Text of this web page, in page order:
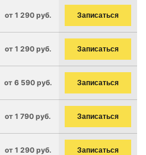
от 1 290 руб. Записаться
от 1 290 руб. Записаться
от 6 590 руб. Записаться
от 1 790 руб. Записаться
от 1 290 руб. Записаться